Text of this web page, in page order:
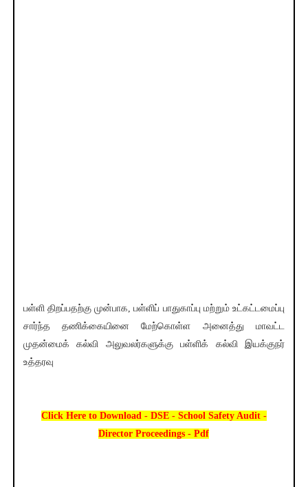
பள்ளி திறப்பதற்கு முன்பாக, பள்ளிப் பாதுகாப்பு மற்றும் உட்கட்டமைப்பு
சார்ந்த தணிக்கையினை மேற்கொள்ள அனைத்து மாவட்ட
முதன்மைக் கல்வி அலுவலர்களுக்கு பள்ளிக் கல்வி இயக்குநர்
உத்தரவு
Click Here to Download - DSE - School Safety Audit -
Director Proceedings - Pdf